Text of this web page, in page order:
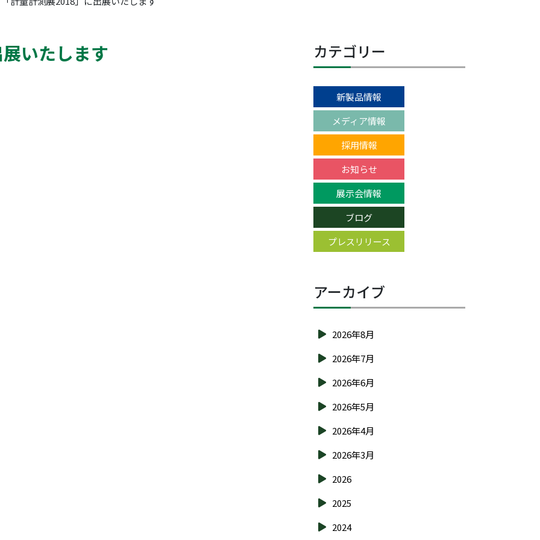
いたします カテゴリー
新製品情報
メディア情報
採用情報
お知らせ
展示会情報
ブログ
プレスリリース
アーカイブ
2026年8月
2026年7月
2026年6月
2026年5月
2026年4月
2026年3月
2026
2025
2024